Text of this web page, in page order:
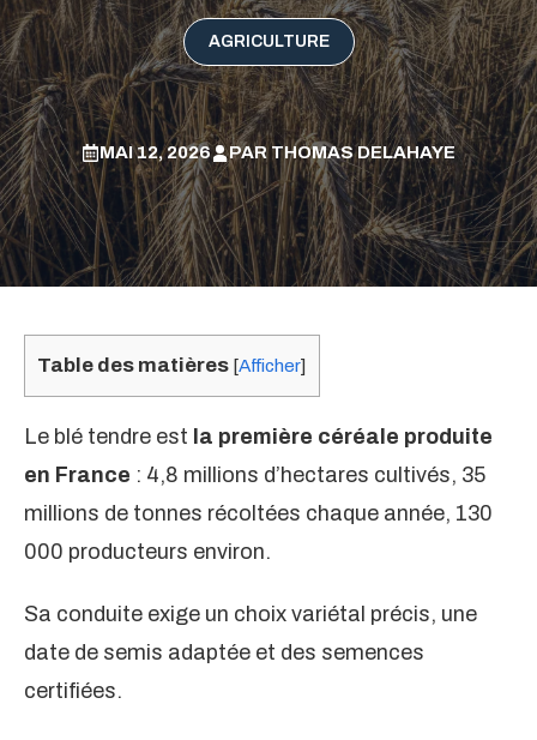
AGRICULTURE
MAI 12, 2026 PAR THOMAS DELAHAYE
Table des matières [Afficher]
Le blé tendre est la première céréale produite
en France : 4,8 millions d’hectares cultivés, 35
millions de tonnes récoltées chaque année, 130
000 producteurs environ.
Sa conduite exige un choix variétal précis, une
date de semis adaptée et des semences
certifiées.